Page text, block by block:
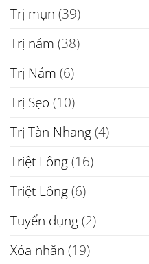
Trị mụn (39)
Trị nám (38)
Trị Nám (6)
Trị Sẹo (10)
Trị Tàn Nhang(4)
Triệt Lông(16)
Triệt Lông(6)
Tuyển dụng(2)
Xóa nhăn (19)